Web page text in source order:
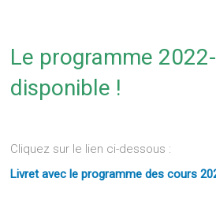
Le programme
disponible !
Cliquez sur le lien ci-dessous :
Livret avec le programme des cours